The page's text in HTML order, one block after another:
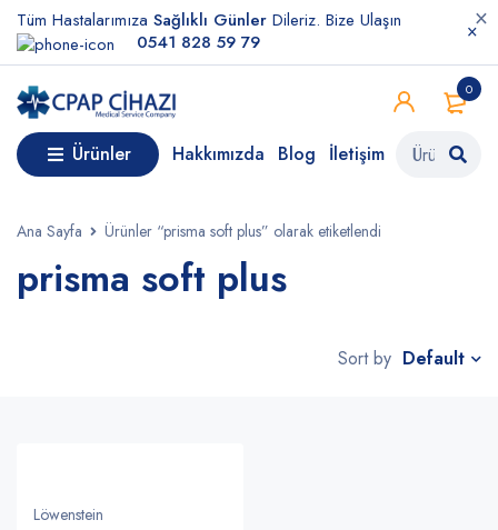
Tüm Hastalarımıza Sağlıklı Günler Dileriz. Bize Ulaşın
0541 828 59 79
0
Ürünler Hakkımızda Blog İletişim
Ana Sayfa Ürünler “prisma soft plus” olarak etiketlendi
prisma soft plus
Sort by Default
Löwenstein